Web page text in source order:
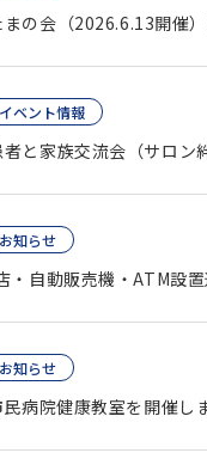
会（2026.6.13開催）医療従事
イベント情報
と家族交流会（サロン
お知らせ
お知らせ
病院健康教室を開催し